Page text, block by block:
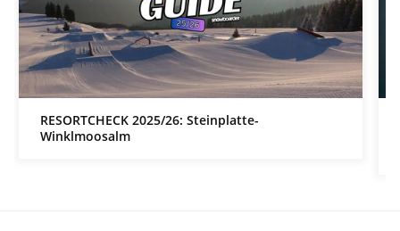
RESORTCHECK 2025/26: Steinplatte-
Winklmoosalm